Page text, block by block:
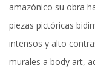
amazónico su obra
piezas pictóricas
intensos y alto
murales a body art,